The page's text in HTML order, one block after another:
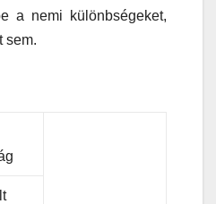
a nemi különbségeket,
sem.